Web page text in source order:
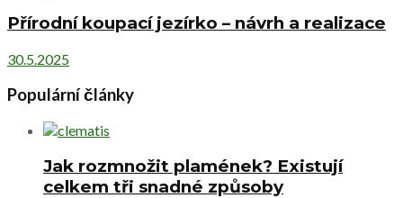
Přírodní koupací jezírko – návrh a realizace
30.5.2025
Populární články
Jak rozmnožit plamének? Existují
celkem tři snadné způsoby